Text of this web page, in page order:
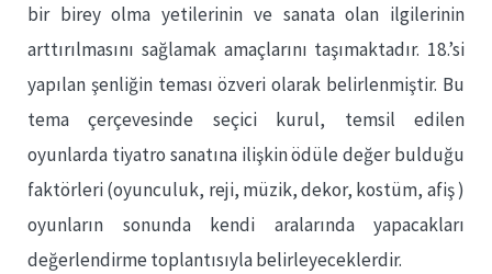
bir birey olma yetilerinin ve sanata olan ilgilerinin
arttırılmasını sağlamak amaçlarını taşımaktadır. 18.’si
yapılan şenliğin teması özveri olarak belirlenmiştir. Bu
tema çerçevesinde seçici kurul, temsil edilen
oyunlarda tiyatro sanatına ilişkin ödüle değer bulduğu
faktörleri (oyunculuk, reji, müzik, dekor, kostüm, afiş )
oyunların sonunda kendi aralarında yapacakları
değerlendirme toplantısıyla belirleyeceklerdir.